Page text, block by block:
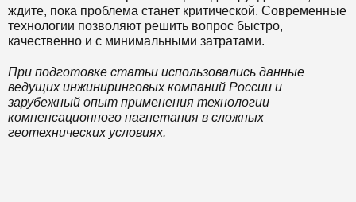
ждите, пока проблема станет критической. Современные
технологии позволяют решить вопрос быстро,
качественно и с минимальными затратами.
При подготовке статьи использовались данные
ведущих инжиниринговых компаний России и
зарубежный опыт применения технологии
компенсационного нагнетания в сложных
геотехнических условиях.